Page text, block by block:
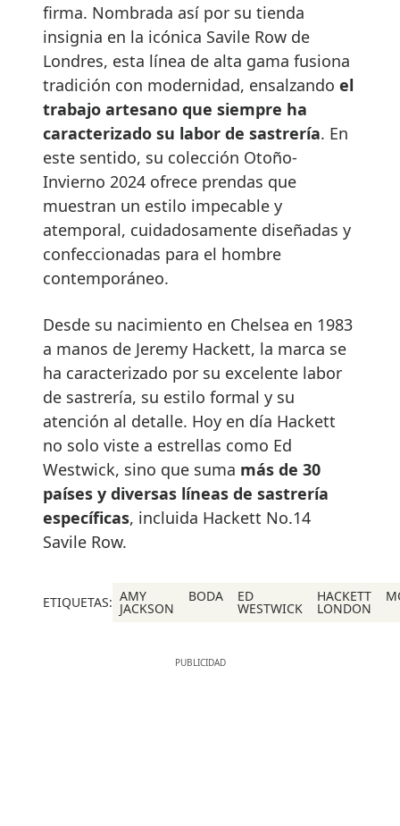
firma. Nombrada así por su tienda
insignia en la icónica Savile Row de
Londres, esta línea de alta gama fusiona
tradición con modernidad, ensalzando el
trabajo artesano que siempre ha
caracterizado su labor de sastrería. En
este sentido, su colección Otoño-
Invierno 2024 ofrece prendas que
muestran un estilo impecable y
atemporal, cuidadosamente diseñadas y
confeccionadas para el hombre
contemporáneo.
Desde su nacimiento en Chelsea en 1983
a manos de Jeremy Hackett, la marca se
ha caracterizado por su excelente labor
de sastrería, su estilo formal y su
atención al detalle. Hoy en día Hackett
no solo viste a estrellas como Ed
Westwick, sino que suma más de 30
países y diversas líneas de sastrería
específicas, incluida Hackett No.14
Savile Row.
ETIQUETAS: AMY
JACKSON
BODA ED
WESTWICK
HACKETT
LONDON